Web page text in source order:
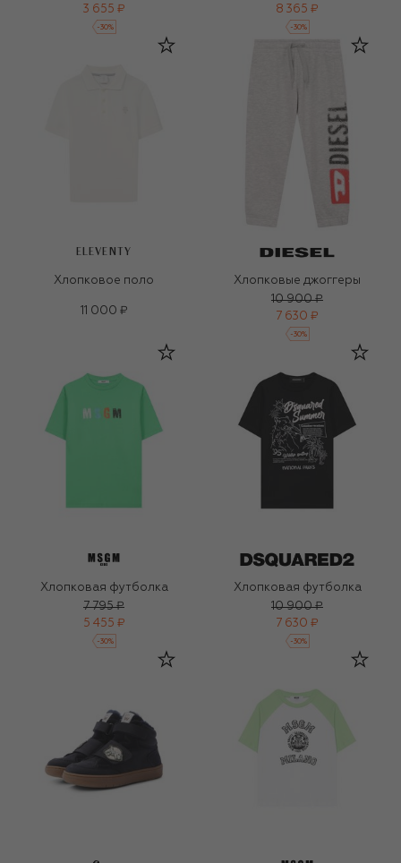
3 655 ₽
-30%
8 365 ₽
-30%
ELEVENTY
Хлопковое поло
11 000 ₽
Хлопковые джоггеры
10 900 ₽
7 630 ₽
-30%
Хлопковая футболка
7 795 ₽
5 455 ₽
-30%
Хлопковая футболка
10 900 ₽
7 630 ₽
-30%